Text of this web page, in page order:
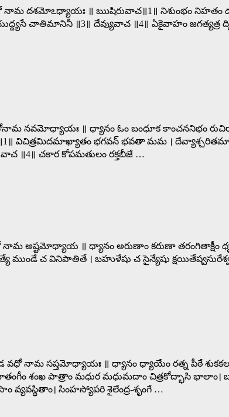
నామ దశమోఽధ్యాయః ॥ ఋషిరువాచ॥1॥ నిశుంభం
యుద్ద్యసే చాతిమానినీ ॥3॥ దేవ్యువాచ ॥4॥ ఏకైవాహం
నవమోధ్యాయః ॥ ధ్యానం ఓం బంధూక కాంచననిభం
విచిత్రమిదమాఖ్యాతం భగవన్ భవతా మమ ।
॥4॥ చకార కోపమతులం రక్తబీజే …
నామ అష్టమోధ్యాయ ॥ ధ్యానం అరుణాం కరుణా
వినిపాతితే । బహుళేషు చ సైన్యేషు
వధో నామ సప్తమోధ్యాయః ॥ ధ్యానం ధ్యాయేం రత్న పీఠే శుకకల
శంఖ పాత్రాం మధుర మధుమదాం చిత్రకోద్భాసి భాలాం।
సింహస్యోపరి శైలేంద్ర-శృంగే …